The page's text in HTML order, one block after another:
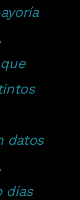
datos
días